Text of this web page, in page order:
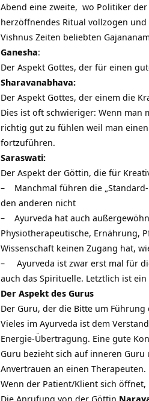
Abend eine zweite, wo Politiker
herzöffnendes Ritual vollzogen
Vishnus Zeiten beliebten
Ganesha:
Der Aspekt Gottes, der für einen
Sharavanabhava:
Der Aspekt Gottes, der einem die
Dies ist oft schwieriger: Wenn man
richtig gut zu fühlen weil man
fortzuführen.
Saraswati:
Der Aspekt der Göttin, die für
– Manchmal führen die
den anderen nicht
– Ayurveda hat auch
Physiotherapeutische, Ernährung,
Wissenschaft keinen Zugang hat,
– Ayurveda ist zwar erst mal für
auch das Spirituelle. Letztlich ist
Der Aspekt des Gurus
Der Guru, der die Bitte um Führung
Vieles im Ayurveda ist dem
Energie-Übertragung. Eine gute
Guru bezieht sich auf inneren
Anvertrauen an einen
Wenn der Patient/Klient sich